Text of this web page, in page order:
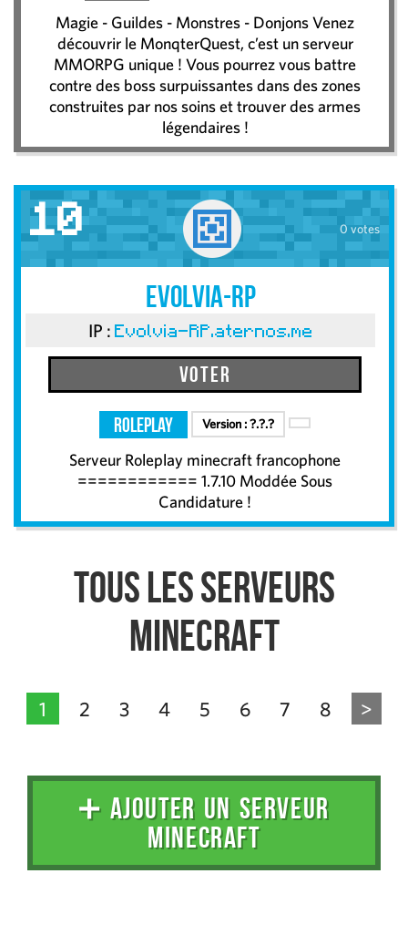
Magie - Guildes - Monstres - Donjons Venez
découvrir le MonqterQuest, c’est un serveur
MMORPG unique ! Vous pourrez vous battre
contre des boss surpuissantes dans des zones
construites par nos soins et trouver des armes
légendaires !
10 0 votes
Evolvia-RP
IP : Evolvia-RP.aternos.me
Voter
RolePlay Version :?.?.?
Serveur Roleplay minecraft francophone
============ 1.7.10 Moddée Sous
Candidature !
Tous les serveurs
Minecraft
1 2 3 4 5 6 7 8 >
➕ AJOUTER UN SERVEUR
MINECRAFT